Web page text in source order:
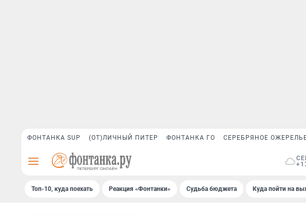
ФОНТАНКА SUP (ОТ)ЛИЧНЫЙ ПИТЕР ФОНТАНКА ГО СЕРЕБРЯНОЕ
Топ-10, куда поехать Реакция «Фонтанки» Судьба бюджета Куда пойти на